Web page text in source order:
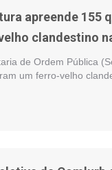
apreende 155
clandestino
de Ordem Pública
um ferro-velho